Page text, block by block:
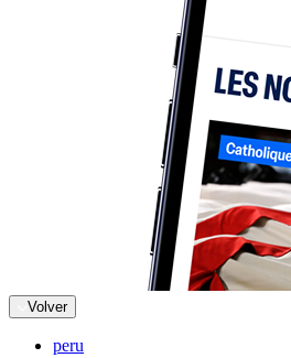
Volver
peru